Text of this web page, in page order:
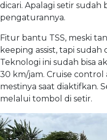
dicari. Apalagi setir sudah
pengaturannya.
Fitur bantu TSS, meski
keeping assist, tapi
Teknologi ini sudah bisa
30 km/jam. Cruise control
mestinya saat diaktifkan.
melalui tombol di setir.